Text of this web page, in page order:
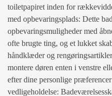
toiletpapiret inden for
med opbevaringsplads: Dette
opbevaringsmuligheder med
ofte brugte ting, og et lukket
håndklæder og
montere døren enten i venstre
efter dine personlige
vedligeholdelse: